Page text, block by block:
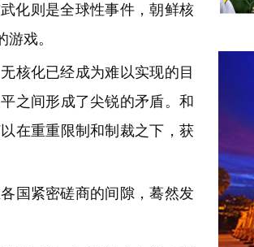
化则是全球性事件，朝鲜核
戏。
核化已经成为难以实现的目
之间形成了尖锐的矛盾。和
在重重限制和制裁之下，获
国紧密磋商的间隙，蓦然发